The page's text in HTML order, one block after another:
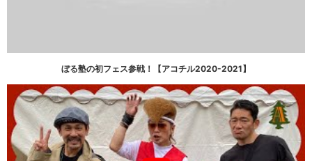
ぼる塾の初フェス参戦！【アコチル2020-2021】